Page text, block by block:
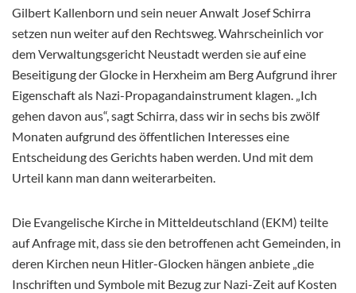
Gilbert Kallenborn und sein neuer Anwalt Josef Schirra
setzen nun weiter auf den Rechtsweg. Wahrscheinlich vor
dem Verwaltungsgericht Neustadt werden sie auf eine
Beseitigung der Glocke in Herxheim am Berg Aufgrund ihrer
Eigenschaft als Nazi-Propagandainstrument klagen. „Ich
gehen davon aus“, sagt Schirra, dass wir in sechs bis zwölf
Monaten aufgrund des öffentlichen Interesses eine
Entscheidung des Gerichts haben werden. Und mit dem
Urteil kann man dann weiterarbeiten.
Die Evangelische Kirche in Mitteldeutschland (EKM) teilte
auf Anfrage mit, dass sie den betroffenen acht Gemeinden, in
deren Kirchen neun Hitler-Glocken hängen anbiete „die
Inschriften und Symbole mit Bezug zur Nazi-Zeit auf Kosten